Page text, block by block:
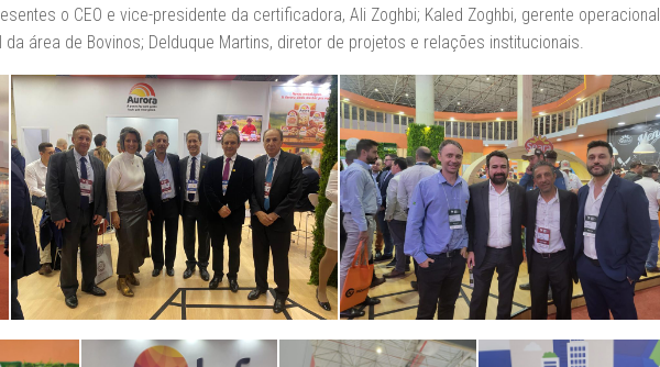
o CEO e vice-presidente da certificadora, Ali Zoghbi; Kaled Zoghbi, gerente operacional
área de Bovinos; Delduque Martins, diretor de projetos e relações institucionais.